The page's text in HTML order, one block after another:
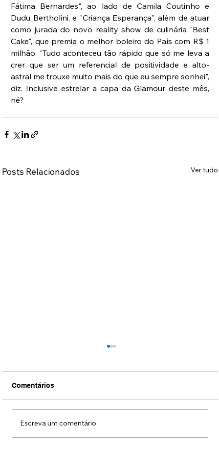
Fátima Bernardes", ao lado de Camila Coutinho e
Dudu Bertholini, e "Criança Esperança", além de atuar
como jurada do novo reality show de culinária "Best
Cake", que premia o melhor boleiro do País com R$ 1
milhão. "Tudo aconteceu tão rápido que só me leva a
crer que ser um referencial de positividade e alto-
astral me trouxe muito mais do que eu sempre sonhei",
diz. Inclusive estrelar a capa da Glamour deste mês,
né?
Posts Relacionados Ver tudo
Comentários
Escreva um comentário